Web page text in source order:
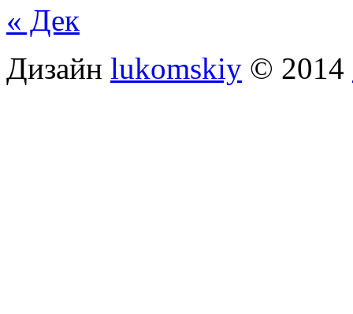
« Дек
Дизайн lukomskiy © 2014